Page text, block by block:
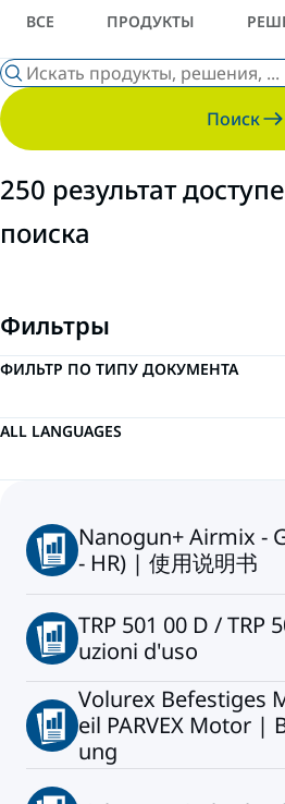
ВСЕ ПРОДУКТЫ
Поиск
250 результат
поиска
Фильтры
ФИЛЬТР ПО ТИПУ ДОКУМЕНТА
ALL LANGUAGES
Nanogun+ Airmix -
- HR) | 使用说明书
TRP 501 00 D / TRP
uzioni d'uso
Volurex Befestiges
eil PARVEX Motor |
ung